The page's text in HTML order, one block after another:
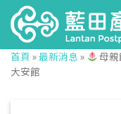
Skip
to
content
首頁 »最新消息 » 母
大安館